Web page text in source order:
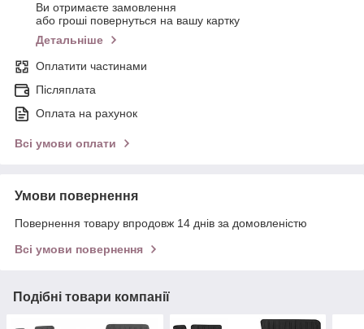
Ви отримаєте замовлення
або гроші повернуться на вашу картку
Детальніше
Оплатити частинами
Післяплата
Оплата на рахунок
Всі умови оплати
Умови повернення
Повернення товару впродовж 14 днів за домовленістю
Всі умови повернення
Подібні товари компанії